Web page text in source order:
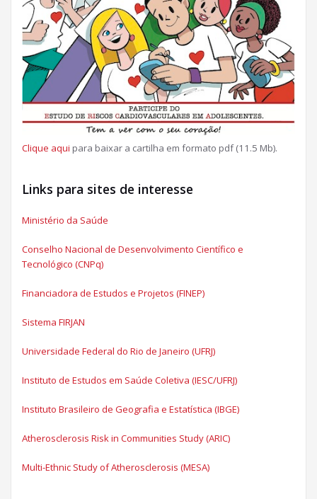
Clique aqui para baixar a cartilha em formato pdf (11.5 Mb).
Links para sites de interesse
Ministério da Saúde
Conselho Nacional de Desenvolvimento Científico e
Tecnológico (CNPq)
Financiadora de Estudos e Projetos (FINEP)
Sistema FIRJAN
Universidade Federal do Rio de Janeiro (UFRJ)
Instituto de Estudos em Saúde Coletiva (IESC/UFRJ)
Instituto Brasileiro de Geografia e Estatística (IBGE)
Atherosclerosis Risk in Communities Study (ARIC)
Multi-Ethnic Study of Atherosclerosis (MESA)